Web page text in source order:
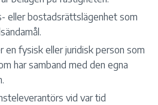
eller bostadsrättslägenhet som
en fysisk eller juridisk person som
har samband med den egna
vid var tid